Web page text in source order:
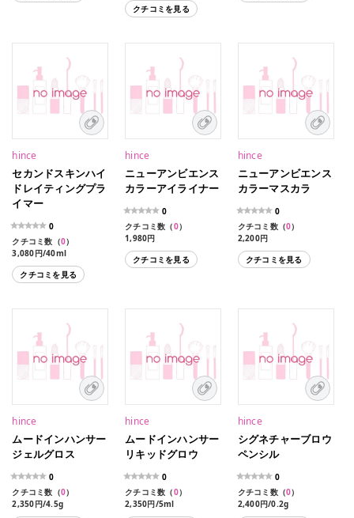
クチコミを見る
hince
セカンドスキンハイ
ドレイティングプラ
イマー
0
クチコミ数（0）
3,080円/40ml
クチコミを見る
hince
ニューアンビエンス
カラーアイライナー
0
クチコミ数（0）
1,980円
クチコミを見る
hince
ニューアンビエンス
カラーマスカラ
0
クチコミ数（0）
2,200円
クチコミを見る
hince
ムードインハンサー
ジェルグロス
0
クチコミ数（0）
2,350円/4.5g
hince
ムードインハンサー
リキッドグロウ
0
クチコミ数（0）
2,350円/5ml
hince
シグネチャーブロウ
ペンシル
0
クチコミ数（0）
2,400円/0.2g